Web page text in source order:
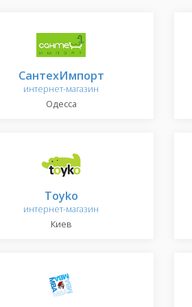
СантехИмпорт
интернет-магазин
Одесса
Toyko
интернет-магазин
Киев